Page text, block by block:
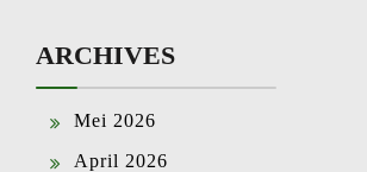
ARCHIVES
Mei 2026
April 2026